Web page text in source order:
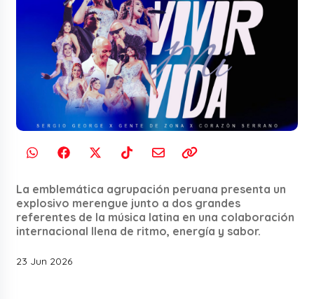
La emblemática agrupación peruana presenta un
explosivo merengue junto a dos grandes
referentes de la música latina en una colaboración
internacional llena de ritmo, energía y sabor.
23 Jun 2026